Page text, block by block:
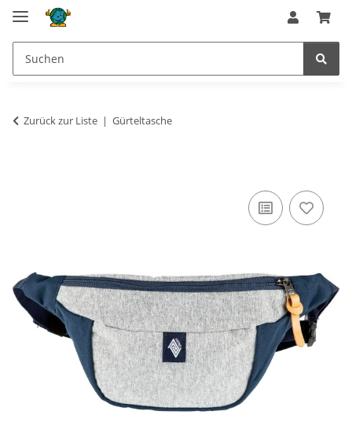
Zurück zur Liste Gürteltasche